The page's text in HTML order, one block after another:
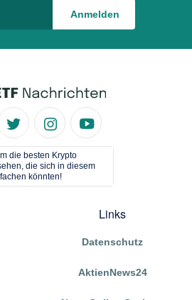
die besten Krypto
die sich in diesem
könnten!
Links
Datenschutz
AktienNews24